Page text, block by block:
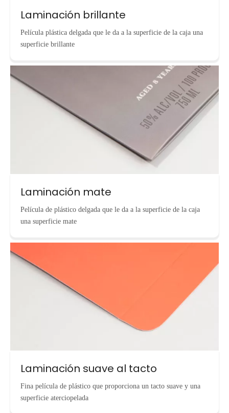
Laminación brillante
Película plástica delgada que le da a la superficie de la caja una
superficie brillante
Laminación mate
Película de plástico delgada que le da a la superficie de la caja
una superficie mate
Laminación suave al tacto
Fina película de plástico que proporciona un tacto suave y una
superficie aterciopelada